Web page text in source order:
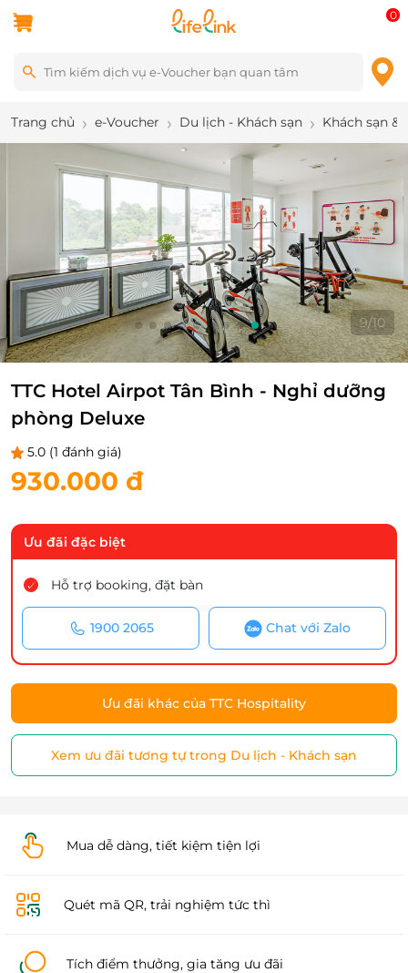
0
Trang chủ e-Voucher Du lịch - Khách sạn Khách sạn &
9/10
TTC Hotel Airpot Tân Bình - Nghỉ dưỡng
phòng Deluxe
5.0 (1 đánh giá)
930.000 đ
Ưu đãi đặc biệt
Hỗ trợ booking, đặt bàn
1900 2065 Chat với Zalo
Ưu đãi khác của TTC Hospitality
Xem ưu đãi tương tự trong Du lịch - Khách sạn
Mua dễ dàng, tiết kiệm tiện lợi
Quét mã QR, trải nghiệm tức thì
Tích điểm thưởng, gia tăng ưu đãi